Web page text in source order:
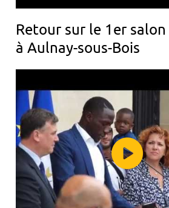
Retour sur le 1er
à Aulnay-sous-Bois